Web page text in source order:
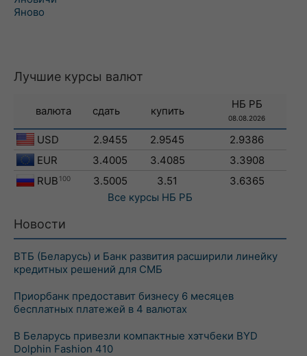
Яново
Лучшие курсы валют
валюта сдать купить
НБ РБ
08.08.2026
USD 2.9455 2.9545
2.9386
EUR
3.4005 3.4085
3.3908
RUB 100 3.5005 3.51
3.6365
Все курсы НБ РБ
Новости
ВТБ (Беларусь) и Банк развития расширили линейку
кредитных решений для СМБ
Приорбанк предоставит бизнесу 6 месяцев
бесплатных платежей в 4 валютах
В Беларусь привезли компактные хэтчбеки BYD
Dolphin Fashion 410